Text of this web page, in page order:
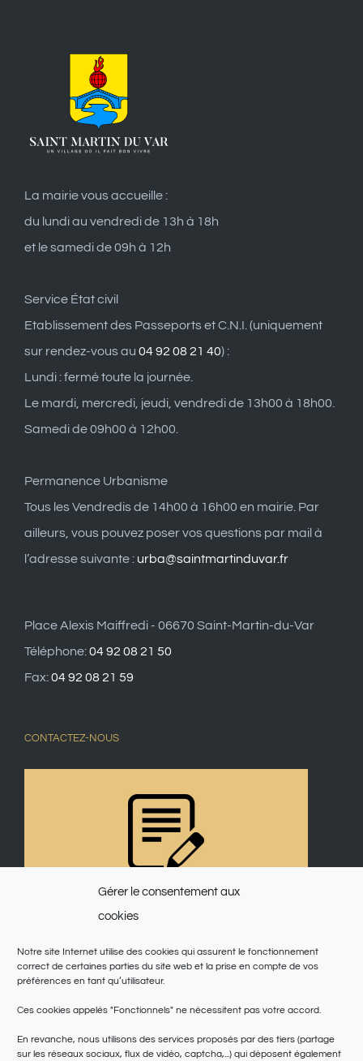
Gérer le consentement aux
cookies
Notre site Internet utilise des cookies qui assurent le fonctionnement
correct de certaines parties du site web et la prise en compte de vos
préférences en tant qu’utilisateur.
Ces cookies appelés "Fonctionnels" ne nécessitent pas votre accord.
En revanche, nous utilisons des services proposés par des tiers (partage
sur les réseaux sociaux, flux de vidéo, captcha,...) qui déposent également
La mairie vous accueille :
du lundi au vendredi de 13h à 18h
et le samedi de 09h à 12h
Service État civil
Etablissement des Passeports et C.N.I. (uniquement
sur rendez-vous au 04 92 08 21 40) :
Lundi : fermé toute la journée.
Le mardi, mercredi, jeudi, vendredi de 13h00 à 18h00.
Samedi de 09h00 à 12h00.
Permanence Urbanisme
Tous les Vendredis de 14h00 à 16h00 en mairie. Par
ailleurs, vous pouvez poser vos questions par mail à
l’adresse suivante : urba@saintmartinduvar.fr
Place Alexis Maiffredi - 06670 Saint-Martin-du-Var
Téléphone:04 92 08 21 50
Fax:04 92 08 21 59
CONTACTEZ-NOUS